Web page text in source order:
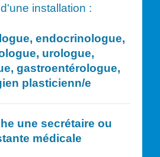
installation :
endocrinologue,
urologue,
gastroentérologue,
plasticienn/e
une secrétaire ou
médicale